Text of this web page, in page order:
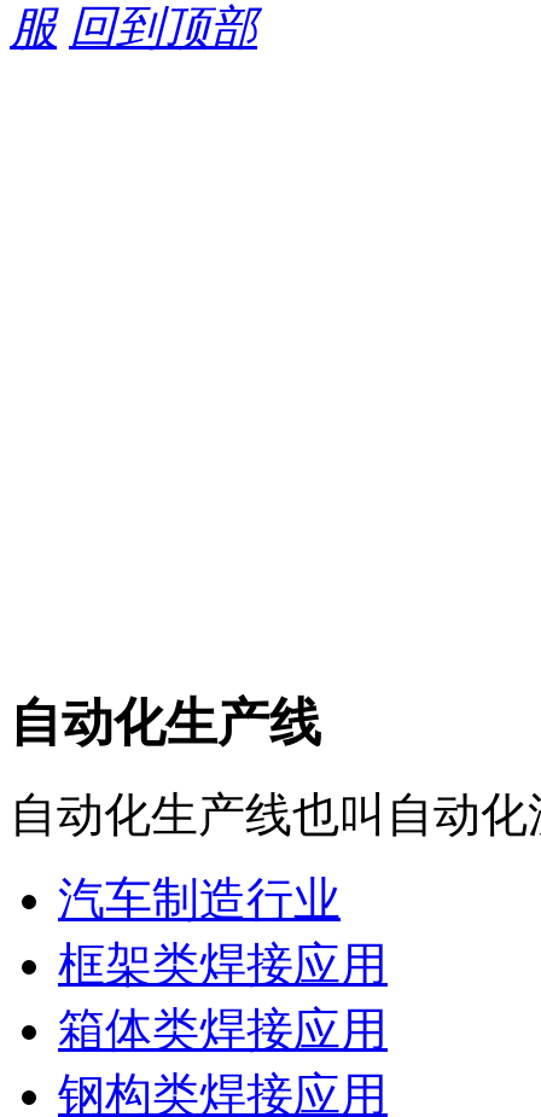
服 回到顶部
自动化生产线
自动化生产线也叫自动化
汽车制造行业
框架类焊接应用
箱体类焊接应用
钢构类焊接应用